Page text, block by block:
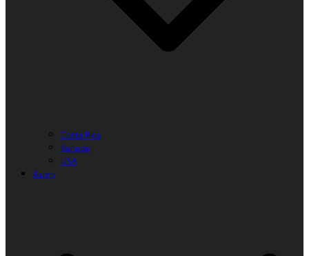
Costa Rica
Kanada
USA
Asien